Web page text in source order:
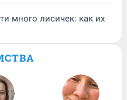
много лисичек: как их